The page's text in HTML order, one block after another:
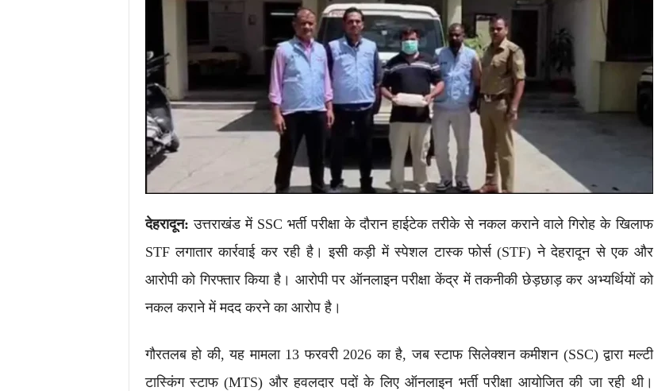
देहरादून: उत्तराखंड में SSC भर्ती परीक्षा के दौरान हाईटेक तरीके से नकल कराने वाले गिरोह के खिलाफ
STF लगातार कार्रवाई कर रही है। इसी कड़ी में स्पेशल टास्क फोर्स (STF) ने देहरादून से एक और
आरोपी को गिरफ्तार किया है। आरोपी पर ऑनलाइन परीक्षा केंद्र में तकनीकी छेड़छाड़ कर अभ्यर्थियों को
नकल कराने में मदद करने का आरोप है।
गौरतलब हो की, यह मामला 13 फरवरी 2026 का है, जब स्टाफ सिलेक्शन कमीशन (SSC) द्वारा मल्टी
टास्किंग स्टाफ (MTS) और हवलदार पदों के लिए ऑनलाइन भर्ती परीक्षा आयोजित की जा रही थी।